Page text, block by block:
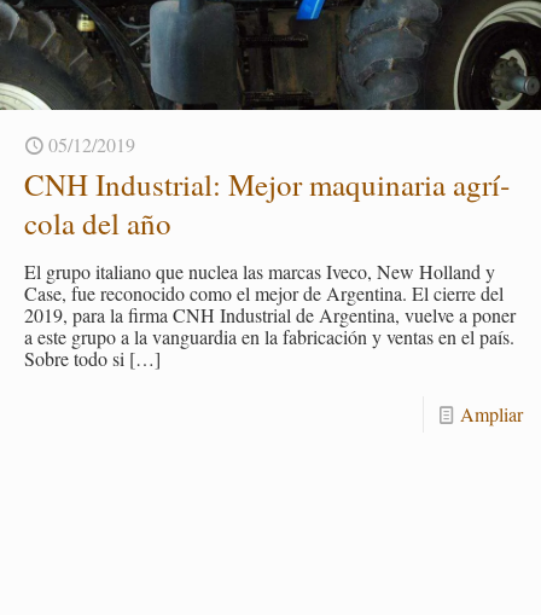
05/12/2019
CNH In­dus­trial: Mejor ma­qui­na­ria agrí­
co­la del año
El grupo ita­liano que nu­clea las mar­cas Iveco, New Ho­lland y
Case, fue re­co­no­ci­do como el mejor de Ar­gen­ti­na. El cie­rre del
2019, para la firma CNH In­dus­trial de Ar­gen­ti­na, vuel­ve a poner
a este grupo a la van­guar­dia en la fa­bri­ca­ción y ven­tas en el país.
Sobre todo si […]
Am­pliar